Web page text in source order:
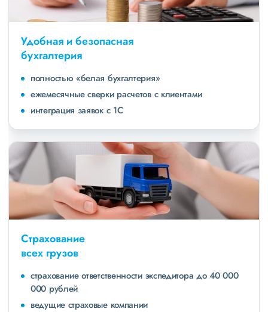
Удобная и безопасная
бухгалтерия
полностью «белая бухгалтерия»
ежемесячные сверки расчетов с клиентами
интеграция заявок с 1С
Страхование
всех грузов
страхование ответственности экспедитора до 40 000
000 рублей
ведущие страховые компании